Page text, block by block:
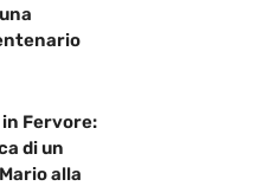
Fervore:
di un
alla